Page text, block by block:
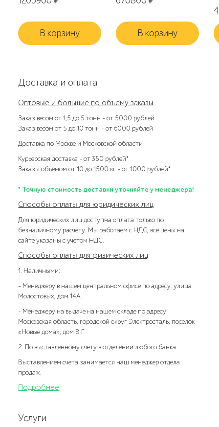
В корзину В корзину
Доставка и оплата
Оптовые и большие по объему заказы
Заказ весом от 1,5 до 5 тонн – от 5000 рублей
Заказ весом от 5 до 10 тонн – от 6000 рублей
Доставка по Москве и Московской области
Курьерская доставка – от 350 рублей*
Заказы объемом от 10 до 1500 кг – от 1000 рублей*
* Точную стоимость доставки уточняйте у менеджера!
Способы оплаты для юридических лиц
Для юридических лиц доступна оплата только по
безналичному расчёту. Мы работаем с НДС, все цены на
сайте указаны с учетом НДС.
Способы оплаты для физических лиц
1. Наличными:
- Менеджеру в нашем центральном офисе по адресу: улица
Молостовых, дом 14А.
- Менеджеру на выдаче на нашем складе по адресу:
Московская область, городской округ Электросталь, поселок
«Новые дома», дом 8 Г.
2. По выставленному счету в отделении любого банка.
Выставлением счета занимается наш менеджер отдела
продаж.
Подробнее
Услуги